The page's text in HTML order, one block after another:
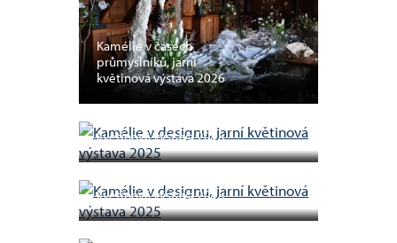
Kamélie v časech
průmyslníků, jarní
květinová výstava 2026
květinová výstava 2025
květinová výstava 2025